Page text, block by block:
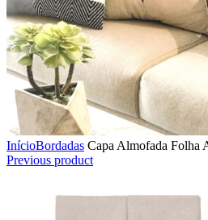
InícioBordadas Capa Almofada Folha
Previous product